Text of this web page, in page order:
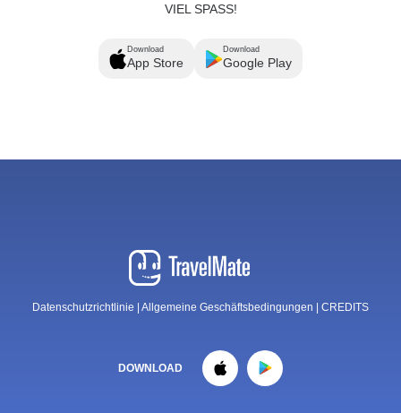
VIEL SPASS!
Download
App Store
Download
Google Play
Datenschutzrichtlinie Allgemeine Geschäftsbedingungen CREDITS
DOWNLOAD